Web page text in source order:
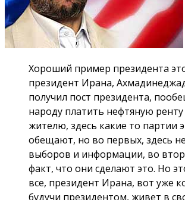
Хороший пример президента
президент Ирана,
получил пост президента,
народу платить нефтяную
жителю, здесь какие то партии
обещают, но во первых, здесь
выборов и информации, во
факт, что они сделают это. Но
все, президент Ирана, вот уже
будучи президентом, живет в